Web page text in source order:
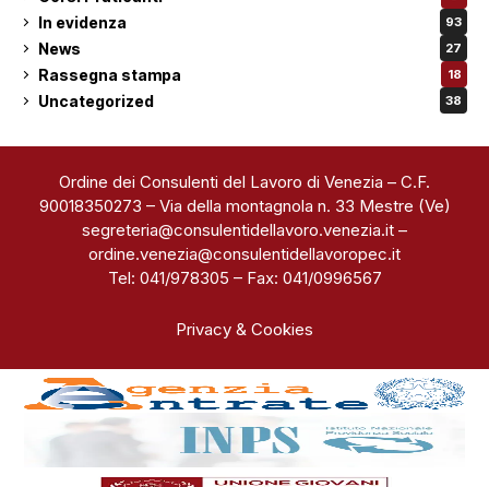
In evidenza 93
News 27
Rassegna stampa 18
Uncategorized 38
Ordine dei Consulenti del Lavoro di Venezia – C.F.
90018350273 – Via della montagnola n. 33 Mestre (Ve)
segreteria@consulentidellavoro.venezia.it –
ordine.venezia@consulentidellavoropec.it
Tel: 041/978305 – Fax: 041/0996567
Privacy & Cookies